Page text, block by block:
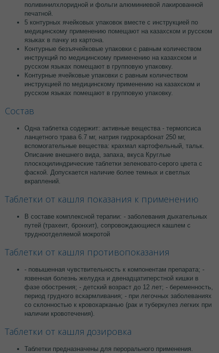
поливинилхлоридной и фольги алюминиевой лакированной
печатной.
5 контурных ячейковых упаковок вместе с инструкцией по
медицинскому применению помещают на казахском и русском
языках в пачку из картона.
Контурные безъячейковые упаковки с равным количеством
инструкций по медицинскому применению на казахском и
русском языках помещают в групповую упаковку.
Контурные ячейковые упаковки с равным количеством
инструкцией по медицинскому применению на казахском и
русском языках помещают в групповую упаковку.
Состав
Одна таблетка содержит: активные вещества - термопсиса
ланцетного трава 6.7 мг, натрия гидрокарбонат 250 мг,
вспомогательные вещества: крахмал картофельный, тальк.
Описание внешнего вида, запаха, вкуса Круглые
плоскоцилиндрические таблетки зеленовато-серого цвета с
фаской. Допускается наличие более темных и светлых
вкраплений.
Таблетки от кашля показания к применению
В составе комплексной терапии: - заболевания дыхательных
путей (трахеит, бронхит), сопровождающиеся кашлем с
трудноотделяемой мокротой
Таблетки от кашля противопоказания
- повышенная чувствительность к компонентам препарата; -
язвенная болезнь желудка и двенадцатиперстной кишки в
фазе обострения; - детский возраст до 12 лет; - беременность,
период грудного вскармливания; - при легочных заболеваниях
со склонностью к кровохарканью (рак и туберкулез легких при
наличии кровотечения).
Таблетки от кашля дозировка
Таблетки предназначены для перорального применения.